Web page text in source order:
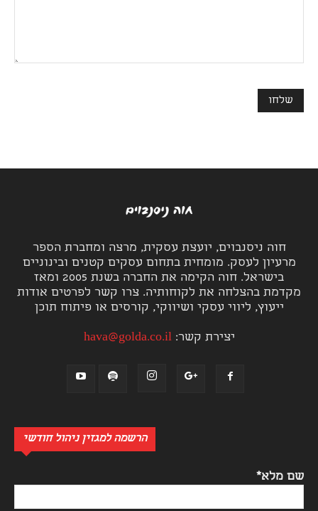
חוה ניסנבוים, יועצת עסקית, מרצה ומחברת הספר
מרעיון לעסק. מומחית בתחום עסקים קטנים ובינוניים
בישראל. חוה הקימה את החברה בשנת 2005 ומאז
מקדמת בהצלחה את לקוחותיה. צרו קשר לפרטים אודות
ייעוץ, ליווי עסקי ושיווקי, קורסים או פיתוח תוכן
יצירת קשר:hava@golda.co.il
הרשמה למגזין ניהול חודשי
שם מלא*